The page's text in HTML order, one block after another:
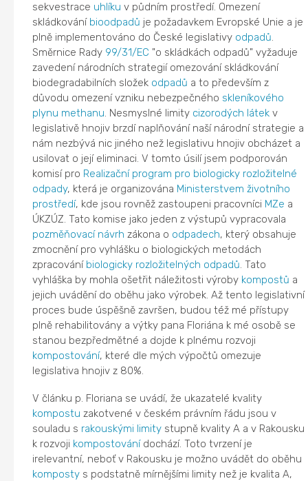
sekvestrace uhlíku v půdním prostředí. Omezení
skládkování bioodpadů je požadavkem Evropské Unie a je
plně implementováno do České legislativy odpadů.
Směrnice Rady 99/31/EC "o skládkách odpadů" vyžaduje
zavedení národních strategií omezování skládkování
biodegradabilních složek odpadů a to především z
důvodu omezení vzniku nebezpečného skleníkového
plynu methanu. Nesmyslné limity cizorodých látek v
legislativě hnojiv brzdí naplňování naší národní strategie a
nám nezbývá nic jiného než legislativu hnojiv obcházet a
usilovat o její eliminaci. V tomto úsilí jsem podporován
komisí pro Realizační program pro biologicky rozložitelné
odpady, která je organizována Ministerstvem životního
prostředí, kde jsou rovněž zastoupeni pracovníci MZe a
ÚKZÚZ. Tato komise jako jeden z výstupů vypracovala
pozměňovací návrh zákona o odpadech, který obsahuje
zmocnění pro vyhlášku o biologických metodách
zpracování biologicky rozložitelných odpadů. Tato
vyhláška by mohla ošetřit náležitosti výroby kompostů a
jejich uvádění do oběhu jako výrobek. Až tento legislativní
proces bude úspěšně završen, budou též mé přístupy
plně rehabilitovány a výtky pana Floriána k mé osobě se
stanou bezpředmětné a dojde k plnému rozvoji
kompostování, které dle mých výpočtů omezuje
legislativa hnojiv z 80%.
V článku p. Floriana se uvádí, že ukazatelé kvality
kompostu zakotvené v českém právním řádu jsou v
souladu s rakouskými limity stupně kvality A a v Rakousku
k rozvoji kompostovánídochází. Toto tvrzení je
irelevantní, neboť v Rakousku je možno uvádět do oběhu
komposty s podstatně mírnějšími limity než je kvalita A,